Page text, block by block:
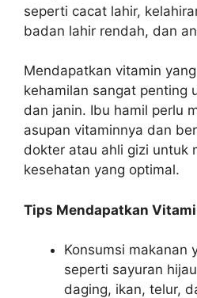
seperti cacat lahir,
badan lahir rendah, dan
Mendapatkan vitamin
kehamilan sangat penting
dan janin. Ibu hamil perlu
asupan vitaminnya dan
dokter atau ahli gizi untuk
kesehatan yang optimal.
Tips Mendapatkan
Konsumsi makanan
seperti sayuran
daging, ikan, telur,